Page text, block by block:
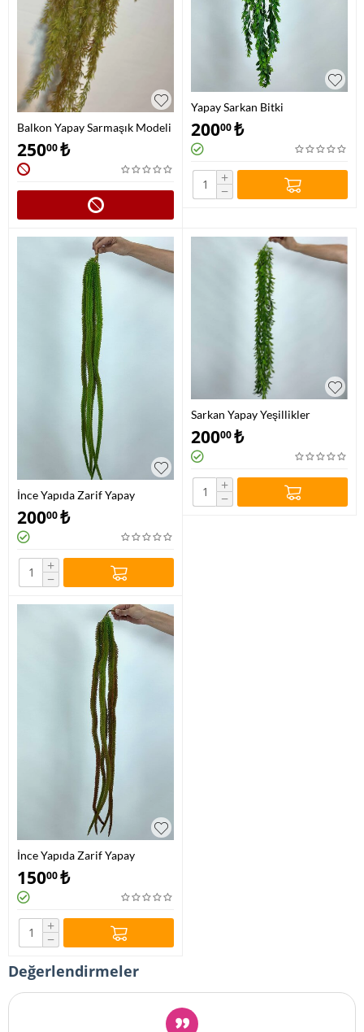
Balkon Yapay Sarmaşık Modeli
25000₺
Yapay Sarkan Bitki
20000₺
+
−
İnce Yapıda Zarif Yapay
Sarmaşık Yeşil Tonlarında
20000₺
+
−
Sarkan Yapay Yeşillikler
20000₺
+
−
İnce Yapıda Zarif Yapay
Sarmaşık Toprak Tonlarında
15000₺
+
−
Değerlendirmeler